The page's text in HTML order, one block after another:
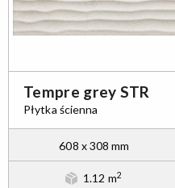
Tempre grey STR
Płytka ścienna
608 x 308 mm
1.12 m2